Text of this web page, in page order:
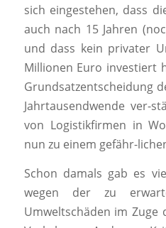
sich eingestehen, dass
auch nach 15 Jahren
und dass kein privater
Millionen Euro investiert
Grundsatzentscheidung
Jahrtausendwende ver-
von Logistikfirmen in
nun zu einem gefähr-
Schon damals gab es
wegen der zu
Umweltschäden im Zuge